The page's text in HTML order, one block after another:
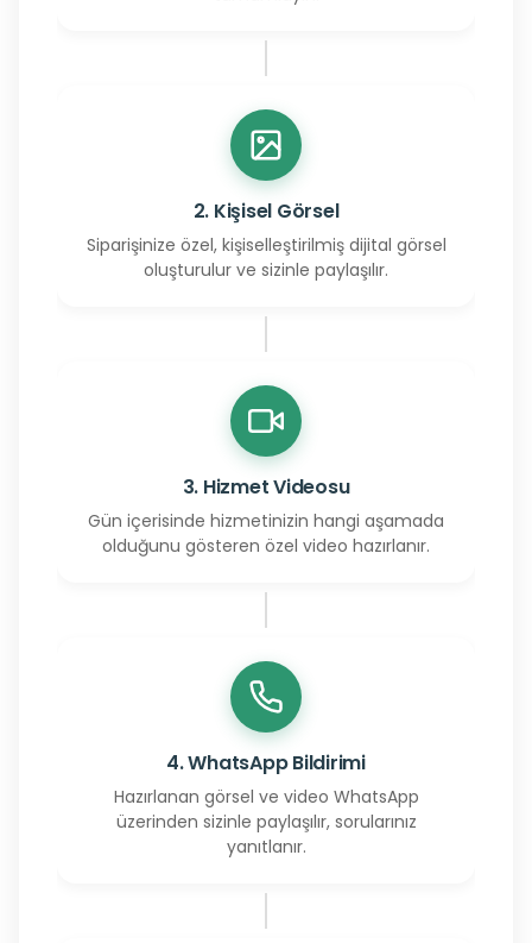
2. Kişisel Görsel
Siparişinize özel, kişiselleştirilmiş dijital görsel
oluşturulur ve sizinle paylaşılır.
3. Hizmet Videosu
Gün içerisinde hizmetinizin hangi aşamada
olduğunu gösteren özel video hazırlanır.
4. WhatsApp Bildirimi
Hazırlanan görsel ve video WhatsApp
üzerinden sizinle paylaşılır, sorularınız
yanıtlanır.